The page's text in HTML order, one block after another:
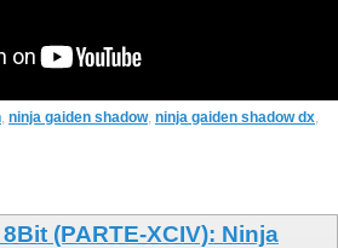
, ninja gaiden shadow, ninja gaiden shadow dx,
(PARTE-XCIV): Ninja